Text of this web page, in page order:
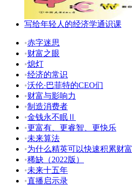
写给年轻人的经济学通识课
•赤字迷思
•财富之眼
•熄灯
•经济的常识
•沃伦·巴菲特的CEO们
•财富与影响力
•制造消费者
•金钱永不眠Ⅱ
•更富有、更睿智、更快乐
•未来算法
•为什么精英可以快速积累财富
•稀缺（2022版）
•未来十五年
•直播启示录